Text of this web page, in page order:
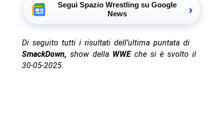
Segui Spazio Wrestling su Google
News
›
Di seguito tutti i risultati dell’ultima puntata di
SmackDown, show della WWEche si è svolto il
30-05-2025.